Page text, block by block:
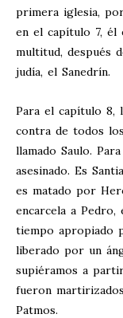
primera iglesia,
en el capítulo 7, él
multitud, después
judía, el Sanedrín.
Para el capítulo 8,
contra de todos
llamado Saulo.
asesinado. Es
es matado por
encarcela a
tiempo apropiado
liberado por un
supiéramos a
fueron
Patmos.